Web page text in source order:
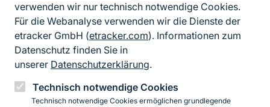
verwenden wir nur technisch notwendige Cookies.
Für die Webanalyse verwenden wir die Dienste der
etracker GmbH (etracker.com). Informationen zum
Datenschutz finden Sie in
unserer Datenschutzerklärung.
Technisch notwendige Cookies
Technisch notwendige Cookies ermöglichen grundlegende
FußzeileKontakt zum BfN
Kontaktformular
Erklärung zur Barrierefreiheit
Impressum